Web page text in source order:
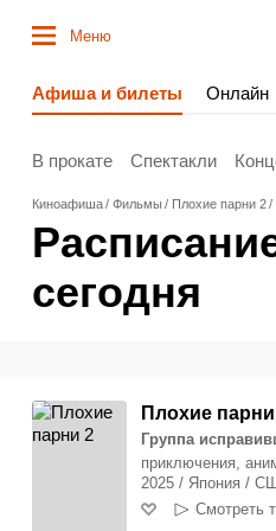
Меню
Афиша и билеты Онлайн
В прокате Спектакли
Киноафиша Фильмы Плохие парни 2
сегодня
Плохие
Группа
приключения,
2025 / Япония /
Смотреть